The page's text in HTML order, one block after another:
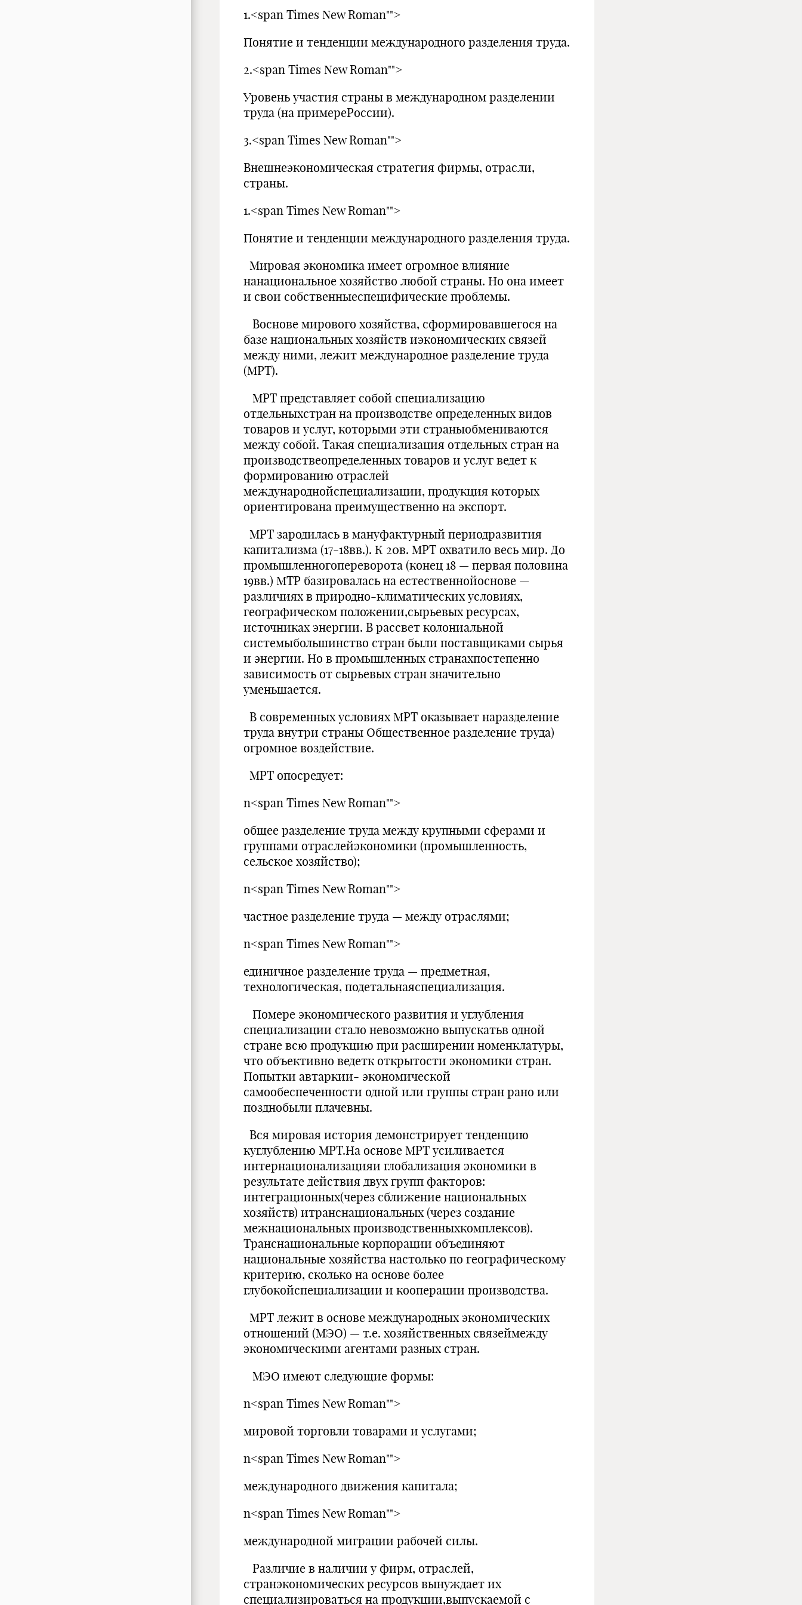
1.<span Times New Roman"">
Понятие и тенденции международного разделения труда.
2.<span Times New Roman"">
Уровень участия страны в международном разделении
труда (на примереРоссии).
3.<span Times New Roman"">
Внешнеэкономическая стратегия фирмы, отрасли,
страны.
1.<span Times New Roman"">
Понятие и тенденции международного разделения труда.
Мировая экономика имеет огромное влияние
нанациональное хозяйство любой страны. Но она имеет
и свои собственныеспецифические проблемы.
Воснове мирового хозяйства, сформировавшегося на
базе национальных хозяйств иэкономических связей
между ними, лежит международное разделение труда
(МРТ).
МРТ представляет собой специализацию
отдельныхстран на производстве определенных видов
товаров и услуг, которыми эти страныобмениваются
между собой. Такая специализация отдельных стран на
производствеопределенных товаров и услуг ведет к
формированию отраслей
международнойспециализации, продукция которых
ориентирована преимущественно на экспорт.
МРТ зародилась в мануфактурный периодразвития
капитализма (17-18вв.). К 20в. МРТ охватило весь мир. До
промышленногопереворота (конец 18 — первая половина
19вв.) МТР базировалась на естественнойоснове —
различиях в природно-климатических условиях,
географическом положении,сырьевых ресурсах,
источниках энергии. В рассвет колониальной
системыбольшинство стран были поставщиками сырья
и энергии. Но в промышленных странахпостепенно
зависимость от сырьевых стран значительно
уменьшается.
В современных условиях МРТ оказывает наразделение
труда внутри страны Общественное разделение труда)
огромное воздействие.
МРТ опосредует:
n<span Times New Roman"">
общее разделение труда между крупными сферами и
группами отраслейэкономики (промышленность,
сельское хозяйство);
n<span Times New Roman"">
частное разделение труда — между отраслями;
n<span Times New Roman"">
единичное разделение труда — предметная,
технологическая, подетальнаяспециализация.
Помере экономического развития и углубления
специализации стало невозможно выпускатьв одной
стране всю продукцию при расширении номенклатуры,
что объективно ведетк открытости экономики стран.
Попытки автаркии- экономической
самообеспеченности одной или группы стран рано или
позднобыли плачевны.
Вся мировая история демонстрирует тенденцию
куглублению МРТ.На основе МРТ усиливается
интернационализацияи глобализация экономики в
результате действия двух групп факторов:
интеграционных(через сближение национальных
хозяйств) итранснациональных (через создание
межнациональных производственныхкомплексов).
Транснациональные корпорации объединяют
национальные хозяйства настолько по географическому
критерию, сколько на основе более
глубокойспециализации и кооперации производства.
МРТ лежит в основе международных экономических
отношений (МЭО) — т.е. хозяйственных связеймежду
экономическими агентами разных стран.
МЭО имеют следующие формы:
n<span Times New Roman"">
мировой торговли товарами и услугами;
n<span Times New Roman"">
международного движения капитала;
n<span Times New Roman"">
международной миграции рабочей силы.
Различие в наличии у фирм, отраслей,
странэкономических ресурсов вынуждает их
специализироваться на продукции,выпускаемой с